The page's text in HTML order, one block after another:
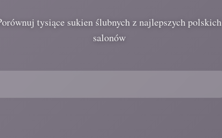
tysiące sukien ślubnych z najlepszych polskich
salonów